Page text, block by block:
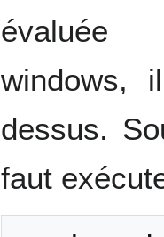
évaluée
windows,
dessus.
faut